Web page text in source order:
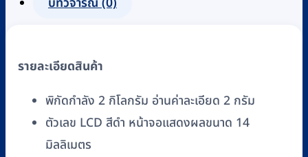
จาน
แตน
รายละเอียดสินค้า
พิกัดกำลัง 2 กิโลกรัม อ่านค่าละเอียด 2 กรัม
ตัวเลข LCD สีดำ หน้าจอแสดงผลขนาด 14
มิลลิเมตร